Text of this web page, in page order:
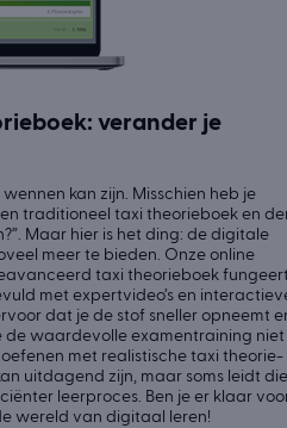
verander je
kan zijn. Misschien heb je
traditioneel taxi theorieboek en
Maar hier is het ding: de digitale
meer te bieden. Onze online
taxi theorieboek
met expertvideo’s en
dat je de stof sneller opneemt
de waardevolle examentraining niet
met realistische taxi theorie-
uitdagend zijn, maar soms leidt die
leerproces. Ben je er klaar
wereld van digitaal leren!